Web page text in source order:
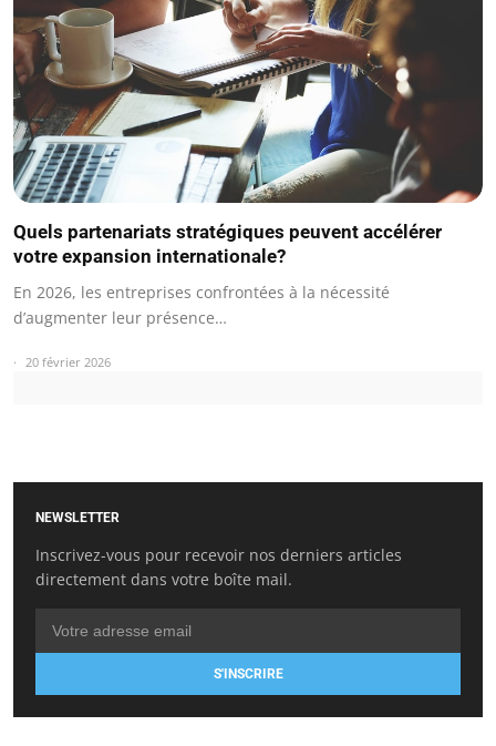
Quels partenariats stratégiques peuvent accélérer
votre expansion internationale?
En 2026, les entreprises confrontées à la nécessité
d’augmenter leur présence…
20 février 2026
NEWSLETTER
Inscrivez-vous pour recevoir nos derniers articles
directement dans votre boîte mail.
S'INSCRIRE